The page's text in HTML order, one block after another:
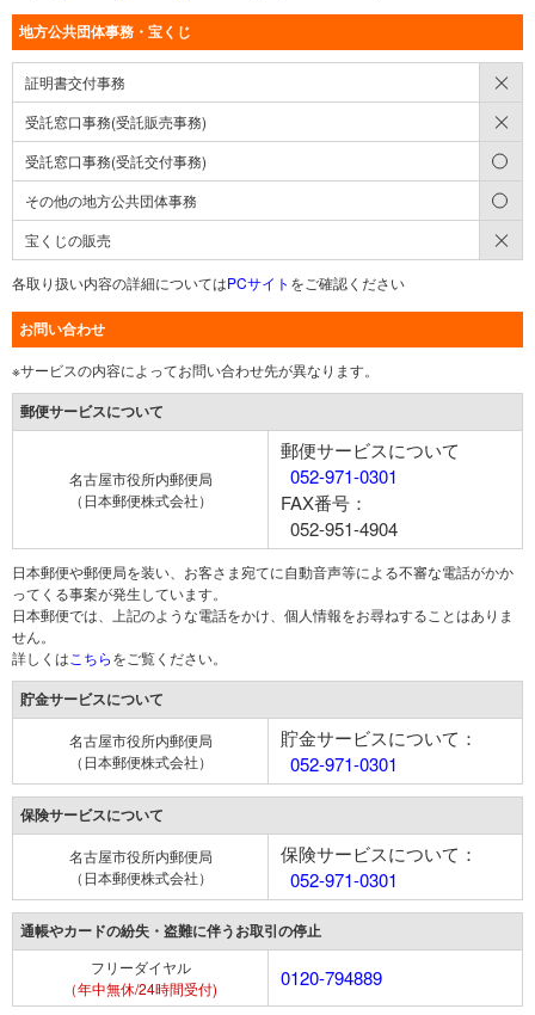
地方公共団体事務・宝くじ
証明書交付事務
受託窓口事務(受託販売事務)
受託窓口事務(受託交付事務)
その他の地方公共団体事務
宝くじの販売
各取り扱い内容の詳細についてはPCサイト をご確認ください
お問い合わせ
※サービスの内容によってお問い合わせ先が異なります。
郵便サービスについて
名古屋市役所内郵便局
（日本郵便株式会社）
郵便サービスについて
052-971-0301
FAX番号：
052-951-4904
日本郵便や郵便局を装い、お客さま宛てに自動音声等による不審な電話がかか
ってくる事案が発生しています。
日本郵便では、上記のような電話をかけ、個人情報をお尋ねすることはありま
せん。
詳しくは こちらをご覧ください。
貯金サービスについて
名古屋市役所内郵便局
（日本郵便株式会社）
貯金サービスについて：
052-971-0301
保険サービスについて
名古屋市役所内郵便局
（日本郵便株式会社）
保険サービスについて：
052-971-0301
通帳やカードの紛失・盗難に伴うお取引の停止
フリーダイヤル
（年中無休/24時間受付)
0120-794889